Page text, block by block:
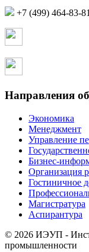
+7 (499) 464-83-
Направления
Экономика
Менеджмент
Управление
Бизнес-
Организация
Гостиничное
Магистратура
Аспирантура
© 2026 ИЭУП -
промышленности